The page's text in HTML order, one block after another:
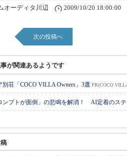
オーディタ川辺 2009/10/20 18:00:00
次の投稿へ
が関連あるようです
別荘「COCO VILLA Owners」3選 PR(COCO
ンプトが面倒」の悲鳴を解消！ AI定着のス